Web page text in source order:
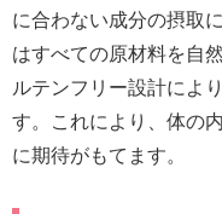
に合わない成分の摂取
はすべての原材料を自
ルテンフリー設計によ
す。これにより、体の
に期待がもてます。